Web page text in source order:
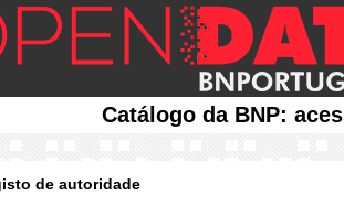
Catálogo da BNP:
de autoridade